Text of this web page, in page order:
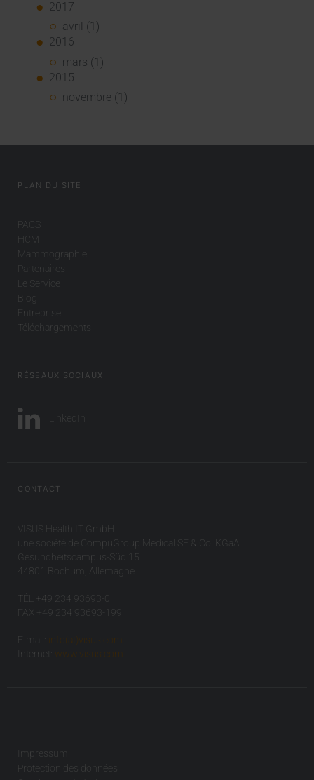
2017
avril (1)
2016
mars (1)
2015
novembre (1)
PLAN DU SITE
PACS
HCM
Mammographie
Partenaires
Le Service
Blog
Entreprise
Téléchargements
RÉSEAUX SOCIAUX
LinkedIn
CONTACT
VISUS Health IT GmbH
une société de CompuGroup Medical SE & Co. KGaA
Gesundheitscampus-Süd 15
44801 Bochum, Allemagne
TÉL +49 234 93693-0
FAX +49 234 93693-199
E-mail:
info(at)visus.com
Internet:
www.visus.com
Impressum
Protection des données